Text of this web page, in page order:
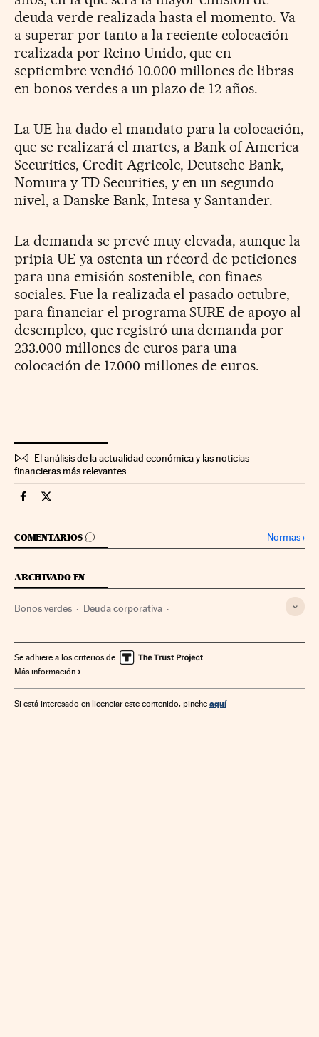
deuda verde realizada hasta el momento. Va
a superar por tanto a la reciente colocación
realizada por Reino Unido, que en
septiembre vendió 10.000 millones de libras
en bonos verdes a un plazo de 12 años.
La UE ha dado el mandato para la colocación,
que se realizará el martes, a Bank of America
Securities, Credit Agricole, Deutsche Bank,
Nomura y TD Securities, y en un segundo
nivel, a Danske Bank, Intesa y Santander.
La demanda se prevé muy elevada, aunque la
pripia UE ya ostenta un récord de peticiones
para una emisión sostenible, con finaes
sociales. Fue la realizada el pasado octubre,
para financiar el programa SURE de apoyo al
desempleo, que registró una demanda por
233.000 millones de euros para una
colocación de 17.000 millones de euros.
El análisis de la actualidad económica y las noticias
financieras más relevantes
Mercados Financieros Cinco Días en Facebook
Mercados Financieros Cinco Días en Twitter
COMENTARIOS
IR A LOS COMENTARIOS Normas›
ARCHIVADO EN
Bonos verdes Deuda corporativa
Mercados financieros Organizaciones internacionales
Finanzas
Se adhiere a los criterios de
Más información
Si está interesado en licenciar este contenido, pinche aquí